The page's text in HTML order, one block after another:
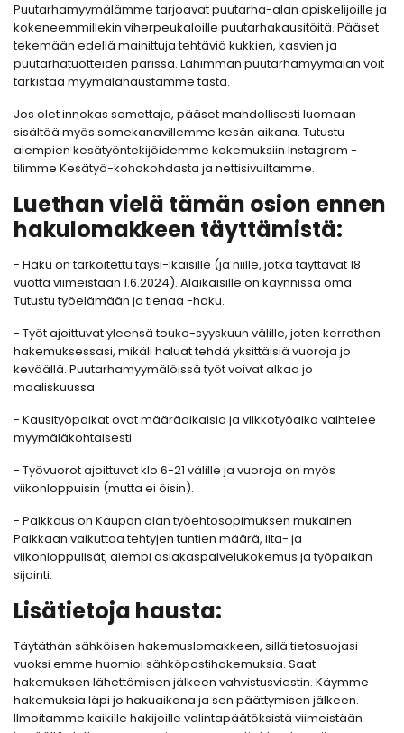
Puutarhamyymälämme tarjoavat puutarha-alan opiskelijoille ja
kokeneemmillekin viherpeukaloille puutarhakausitöitä. Pääset
tekemään edellä mainittuja tehtäviä kukkien, kasvien ja
puutarhatuotteiden parissa. Lähimmän puutarhamyymälän voit
tarkistaa myymälähaustamme tästä.
Jos olet innokas somettaja, pääset mahdollisesti luomaan
sisältöä myös somekanavillemme kesän aikana. Tutustu
aiempien kesätyöntekijöidemme kokemuksiin Instagram -
tilimme Kesätyö-kohokohdasta ja nettisivuiltamme.
Luethan vielä tämän osion ennen
hakulomakkeen täyttämistä:
- Haku on tarkoitettu täysi-ikäisille (ja niille, jotka täyttävät 18
vuotta viimeistään 1.6.2024). Alaikäisille on käynnissä oma
Tutustu työelämään ja tienaa -haku.
- Työt ajoittuvat yleensä touko-syyskuun välille, joten kerrothan
hakemuksessasi, mikäli haluat tehdä yksittäisiä vuoroja jo
keväällä. Puutarhamyymälöissä työt voivat alkaa jo
maaliskuussa.
- Kausityöpaikat ovat määräaikaisia ja viikkotyöaika vaihtelee
myymäläkohtaisesti.
- Työvuorot ajoittuvat klo 6-21 välille ja vuoroja on myös
viikonloppuisin (mutta ei öisin).
- Palkkaus on Kaupan alan työehtosopimuksen mukainen.
Palkkaan vaikuttaa tehtyjen tuntien määrä, ilta- ja
viikonloppulisät, aiempi asiakaspalvelukokemus ja työpaikan
sijainti.
Lisätietoja hausta:
Täytäthän sähköisen hakemuslomakkeen, sillä tietosuojasi
vuoksi emme huomioi sähköpostihakemuksia. Saat
hakemuksen lähettämisen jälkeen vahvistusviestin. Käymme
hakemuksia läpi jo hakuaikana ja sen päättymisen jälkeen.
Ilmoitamme kaikille hakijoille valintapäätöksistä viimeistään